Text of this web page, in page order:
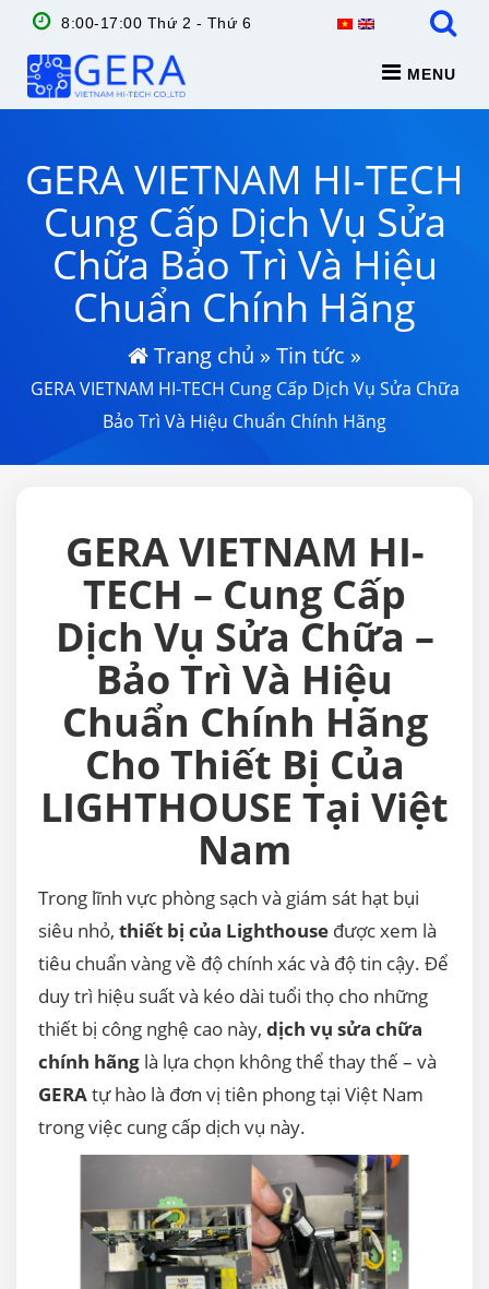
8:00-17:00 Thứ 2 - Thứ 6
MENU
GERA VIETNAM HI-TECH
Cung Cấp Dịch Vụ Sửa
Chữa Bảo Trì Và Hiệu
Chuẩn Chính Hãng
Trang chủ » Tin tức »
GERA VIETNAM HI-TECH Cung Cấp Dịch Vụ Sửa Chữa
Bảo Trì Và Hiệu Chuẩn Chính Hãng
GERA VIETNAM HI-
TECH – Cung Cấp
Dịch Vụ Sửa Chữa –
Bảo Trì Và Hiệu
Chuẩn Chính Hãng
Cho Thiết Bị Của
LIGHTHOUSE Tại Việt
Nam
Trong lĩnh vực phòng sạch và giám sát hạt bụi
siêu nhỏ, thiết bị của Lighthouse được xem là
tiêu chuẩn vàng về độ chính xác và độ tin cậy. Để
duy trì hiệu suất và kéo dài tuổi thọ cho những
thiết bị công nghệ cao này, dịch vụ sửa chữa
chính hãng là lựa chọn không thể thay thế – và
GERAtự hào là đơn vị tiên phong tại Việt Nam
trong việc cung cấp dịch vụ này.